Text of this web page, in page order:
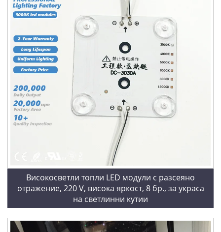
Високосветли топли LED модули с разсеяно
отражение, 220 V, висока яркост, 8 бр., за украса
на светлинни кутии